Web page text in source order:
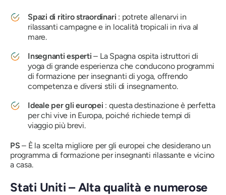
Spazi di ritiro straordinari : potrete allenarvi in ​​
rilassanti campagne e in località tropicali in riva al
mare.
Insegnanti esperti – La Spagna ospita istruttori di
yoga di grande esperienza che conducono programmi
di formazione per insegnanti di yoga, offrendo
competenza e diversi stili di insegnamento.
Ideale per gli europei : questa destinazione è perfetta
per chi vive in Europa, poiché richiede tempi di
viaggio più brevi.
PS – È la scelta migliore per gli europei che desiderano un
programma di formazione per insegnanti rilassante e vicino
a casa.
Stati Uniti – Alta qualità e numerose